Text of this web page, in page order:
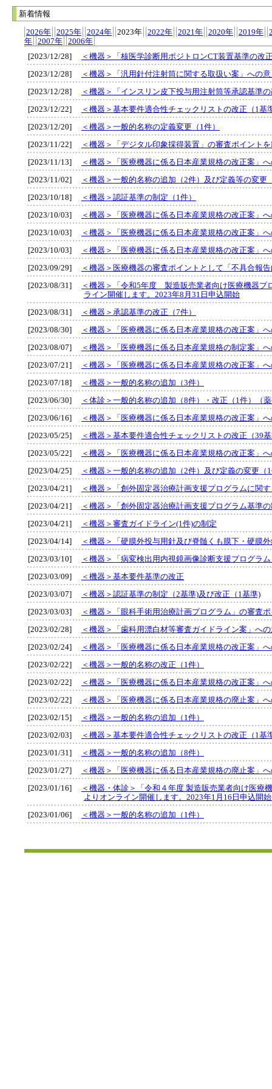
新着情報
2026年 2025年 2024年 2023年 2022年 2021年 2020年 2019年
年 2007年 2006年
[2023/12/28]
＜機器＞「核医学診断用ポジトロンCT装置基準の改
[2023/12/28]
＜機器＞「汎用針付注射筒に関する取扱い案」への
[2023/12/28]
＜機器＞「インスリン皮下投与用注射筒等承認基準
[2023/12/22]
＜機器＞基本要件適合性チェックリストの改正（1基
[2023/12/20]
＜機器＞一般的名称の定義変更（1件）
[2023/11/22]
＜機器＞「デジタル印象採得装置」の審査ポイント
[2023/11/13]
＜機器＞「医療機器に係る日本産業規格の改正案」
[2023/11/02]
＜機器＞一般的名称の追加（2件）及び定義等の変更
[2023/10/18]
＜機器＞認証基準の制定（1件）
[2023/10/03]
＜機器＞「医療機器に係る日本産業規格の改正案」
[2023/10/03]
＜機器＞「医療機器に係る日本産業規格の改正案」
[2023/10/03]
＜機器＞「医療機器に係る日本産業規格の改正案」
[2023/09/29]
＜機器＞医療機器の審査ポイントとして「不具合報
[2023/08/31]
＜機器＞「令和5年度 製造販売業者向け医療機器プ
ライン開催します。2023年8月31日申込開始
[2023/08/31]
＜機器＞承認基準の改正（7件）
[2023/08/30]
＜機器＞「医療機器に係る日本産業規格の改正案」
[2023/08/07]
＜機器＞「医療機器に係る日本産業規格の制定案」
[2023/07/21]
＜機器＞「医療機器に係る日本産業規格の改正案」
[2023/07/18]
＜機器＞一般的名称の追加（3件）
[2023/06/30]
＜体診＞一般的名称の追加（8件）・改正（1件）（
[2023/06/16]
＜機器＞「医療機器に係る日本産業規格の改正案」
[2023/05/25]
＜機器＞基本要件適合性チェックリストの改正（39
[2023/05/22]
＜機器＞「医療機器に係る日本産業規格の改正案」
[2023/04/25]
＜機器＞一般的名称の追加（2件）及び定義の変更（
[2023/04/21]
＜機器＞「創外固定器治療計画支援プログラムに関
[2023/04/21]
＜機器＞「創外固定器治療計画支援プログラム基準
[2023/04/21]
＜機器＞審査ガイドライン(1件)の制定
[2023/04/14]
＜機器＞「硬膜外投与用針及び脊髄くも膜下・硬膜
[2023/03/10]
＜機器＞「病変検出用内視鏡画像診断支援プログラ
[2023/03/09]
＜機器＞基本要件基準の改正
[2023/03/07]
＜機器＞認証基準の制定（2基準)及び改正（1基準)
[2023/03/03]
＜機器＞「眼科手術用治療計画プログラム」の審査
[2023/02/28]
＜機器＞「歯科用漂白材等審査ガイドライン案」へ
[2023/02/24]
＜機器＞「医療機器に係る日本産業規格の改正案」
[2023/02/22]
＜機器＞一般的名称の改正（1件）
[2023/02/22]
＜機器＞「医療機器に係る日本産業規格の改正案」
[2023/02/22]
＜機器＞「医療機器に係る日本産業規格の廃止案」
[2023/02/15]
＜機器＞一般的名称の追加（1件）
[2023/02/03]
＜機器＞基本要件適合性チェックリストの改正（1
[2023/01/31]
＜機器＞一般的名称の追加（8件）
[2023/01/27]
＜機器＞「医療機器に係る日本産業規格の廃止案」
[2023/01/16]
＜機器・体診＞「令和４年度 製造販売業者向け医療
よりオンライン開催します。2023年1月16日申込開
[2023/01/06]
＜機器＞一般的名称の追加（1件）